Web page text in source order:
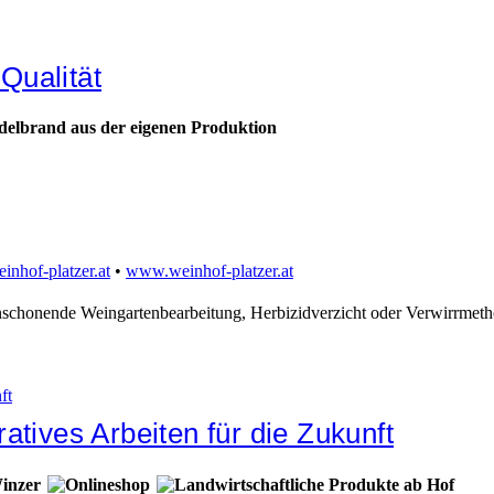
platzer.at • www.weinhof-platzer.at
Weingartenbearbeitung, Herbizidverzicht oder
Arbeiten für die Zukunft